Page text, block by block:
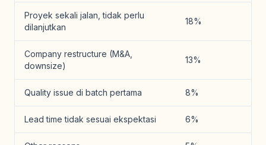
Proyek sekali jalan, tidak perlu
dilanjutkan
18%
Company restructure (M&A,
downsize)
13%
Quality issue di batch pertama 8%
Lead time tidak sesuai ekspektasi 6%